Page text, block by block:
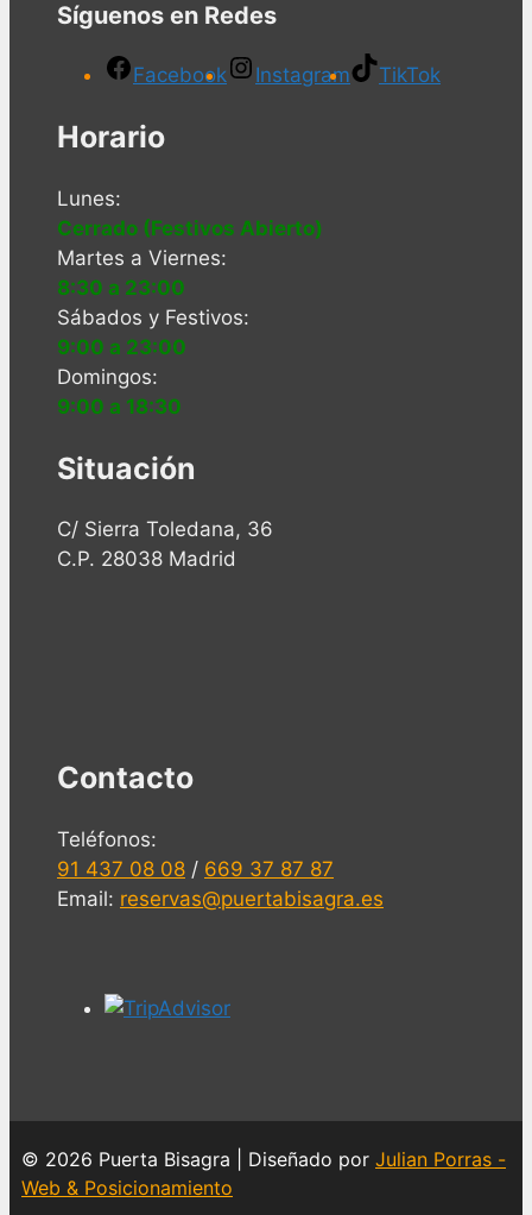
Síguenos en Redes
Facebook Instagram TikTok
Horario
Lunes:
Cerrado (Festivos Abierto)
Martes a Viernes:
8:30 a 23:00
Sábados y Festivos:
9:00 a 23:00
Domingos:
9:00 a 18:30
Situación
C/ Sierra Toledana, 36
C.P. 28038 Madrid
Contacto
Teléfonos:
91 437 08 08 / 669 37 87 87
Email: reservas@puertabisagra.es
© 2026 Puerta Bisagra | Diseñado por Julian Porras -
Web & Posicionamiento